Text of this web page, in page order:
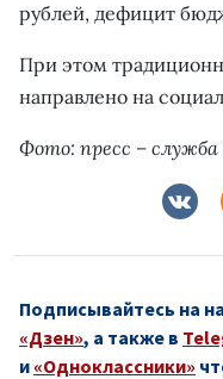
рублей, дефицит
При этом
направлено на
Фото: пресс – служба
Подписывайтесь на
«Дзен», а также в
и «Одноклассники»